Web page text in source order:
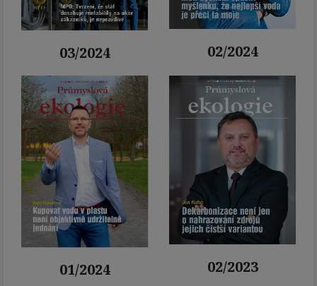
03/2024 02/2024
01/2024 02/2023